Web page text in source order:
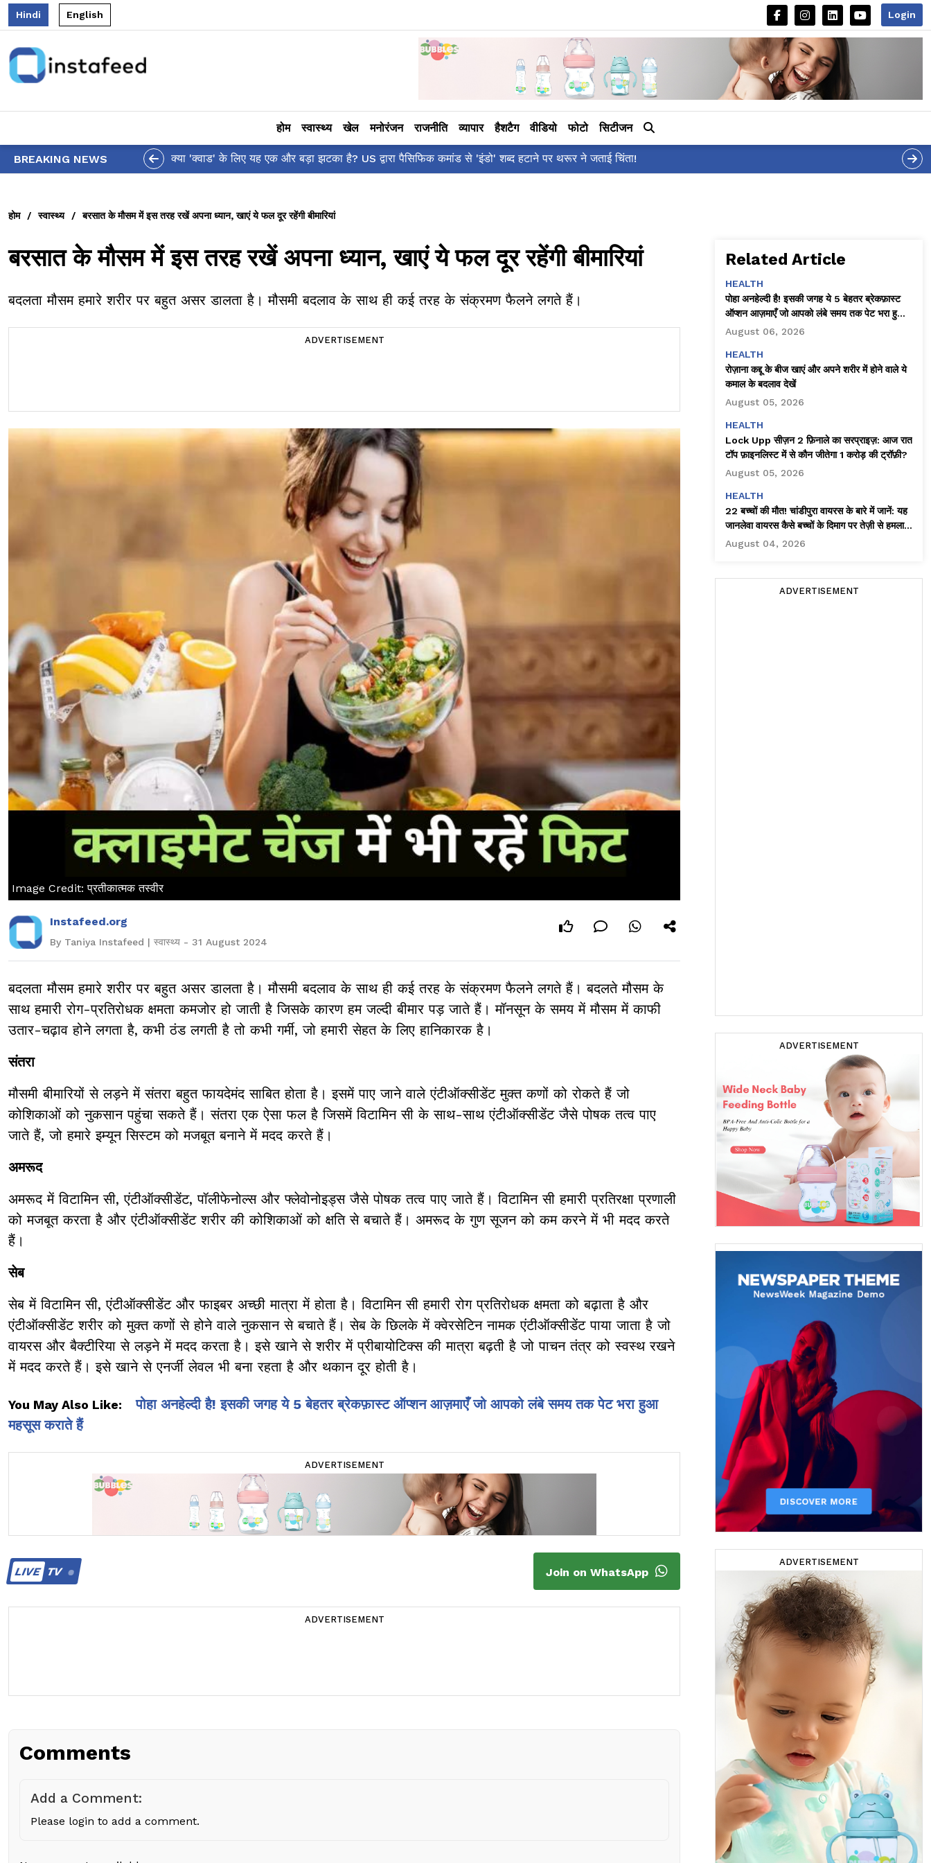
Hindi English Login
होम स्वास्थ्य खेल मनोरंजन राजनीति व्यापार हैशटैग वीडियो फोटो सिटीजन
BREAKING NEWS आलिया भट्ट का मज़ेदार 'शर्वरी कहाँ है?' पोस्ट, 'अल्फा' टीज़र पर उठे सवालों का मज़ाकिया जवाब!
होम / स्वास्थ्य / बरसात के मौसम में इस तरह रखें अपना ध्यान, खाएं ये फल दूर रहेंगी बीमारियां
बरसात के मौसम में इस तरह रखें अपना ध्यान, खाएं ये फल दूर रहेंगी बीमारियां
बदलता मौसम हमारे शरीर पर बहुत असर डालता है। मौसमी बदलाव के साथ ही कई तरह के संक्रमण फैलने लगते हैं।
ADVERTISEMENT
Image Credit: प्रतीकात्मक तस्वीर
Instafeed.org
By Taniya Instafeed | स्वास्थ्य - 31 August 2024
बदलता मौसम हमारे शरीर पर बहुत असर डालता है। मौसमी बदलाव के साथ ही कई तरह के संक्रमण फैलने लगते हैं। बदलते मौसम के
साथ हमारी रोग-प्रतिरोधक क्षमता कमजोर हो जाती है जिसके कारण हम जल्दी बीमार पड़ जाते हैं। मॉनसून के समय में मौसम में काफी
उतार-चढ़ाव होने लगता है, कभी ठंड लगती है तो कभी गर्मी, जो हमारी सेहत के लिए हानिकारक है।
संतरा
मौसमी बीमारियों से लड़ने में संतरा बहुत फायदेमंद साबित होता है। इसमें पाए जाने वाले एंटीऑक्सीडेंट मुक्त कणों को रोकते हैं जो
कोशिकाओं को नुकसान पहुंचा सकते हैं। संतरा एक ऐसा फल है जिसमें विटामिन सी के साथ-साथ एंटीऑक्सीडेंट जैसे पोषक तत्व पाए
जाते हैं, जो हमारे इम्यून सिस्टम को मजबूत बनाने में मदद करते हैं।
अमरूद
अमरूद में विटामिन सी, एंटीऑक्सीडेंट, पॉलीफेनोल्स और फ्लेवोनोइड्स जैसे पोषक तत्व पाए जाते हैं। विटामिन सी हमारी प्रतिरक्षा प्रणाली
को मजबूत करता है और एंटीऑक्सीडेंट शरीर की कोशिकाओं को क्षति से बचाते हैं। अमरूद के गुण सूजन को कम करने में भी मदद करते
हैं।
सेब
सेब में विटामिन सी, एंटीऑक्सीडेंट और फाइबर अच्छी मात्रा में होता है। विटामिन सी हमारी रोग प्रतिरोधक क्षमता को बढ़ाता है और
एंटीऑक्सीडेंट शरीर को मुक्त कणों से होने वाले नुकसान से बचाते हैं। सेब के छिलके में क्वेरसेटिन नामक एंटीऑक्सीडेंट पाया जाता है जो
वायरस और बैक्टीरिया से लड़ने में मदद करता है। इसे खाने से शरीर में प्रीबायोटिक्स की मात्रा बढ़ती है जो पाचन तंत्र को स्वस्थ रखने
में मदद करते हैं। इसे खाने से एनर्जी लेवल भी बना रहता है और थकान दूर होती है।
You May Also Like:
पोहा अनहेल्दी है! इसकी जगह ये 5 बेहतर ब्रेकफ़ास्ट ऑप्शन आज़माएँ जो आपको लंबे समय तक पेट भरा हुआ
महसूस कराते हैं
ADVERTISEMENT
LIVETV Join on WhatsApp
ADVERTISEMENT
Comments
Add a Comment:
Please login to add a comment.
Related Article
HEALTH
पोहा अनहेल्दी है! इसकी जगह ये 5 बेहतर ब्रेकफ़ास्ट
ऑप्शन आज़माएँ जो आपको लंबे समय तक पेट भरा हुआ
महसूस कराते हैं
August 06, 2026
HEALTH
रोज़ाना कद्दू के बीज खाएं और अपने शरीर में होने वाले ये
कमाल के बदलाव देखें
August 05, 2026
HEALTH
Lock Upp सीज़न 2 फ़िनाले का सरप्राइज़: आज रात
टॉप फ़ाइनलिस्ट में से कौन जीतेगा ₹1 करोड़ की ट्रॉफ़ी?
August 05, 2026
HEALTH
22 बच्चों की मौत! चांडीपुरा वायरस के बारे में जानें: यह
जानलेवा वायरस कैसे बच्चों के दिमाग पर तेज़ी से हमला
करता है!
August 04, 2026
ADVERTISEMENT
ADVERTISEMENT
ADVERTISEMENT